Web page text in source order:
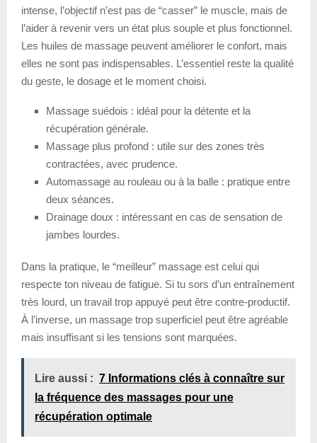
intense, l’objectif n’est pas de “casser” le muscle, mais de
l’aider à revenir vers un état plus souple et plus fonctionnel.
Les huiles de massage peuvent améliorer le confort, mais
elles ne sont pas indispensables. L’essentiel reste la qualité
du geste, le dosage et le moment choisi.
Massage suédois : idéal pour la détente et la
récupération générale.
Massage plus profond : utile sur des zones très
contractées, avec prudence.
Automassage au rouleau ou à la balle : pratique entre
deux séances.
Drainage doux : intéressant en cas de sensation de
jambes lourdes.
Dans la pratique, le “meilleur” massage est celui qui
respecte ton niveau de fatigue. Si tu sors d’un entraînement
très lourd, un travail trop appuyé peut être contre-productif.
À l’inverse, un massage trop superficiel peut être agréable
mais insuffisant si les tensions sont marquées.
Lire aussi : 7 Informations clés à connaître sur
la fréquence des massages pour une
récupération optimale